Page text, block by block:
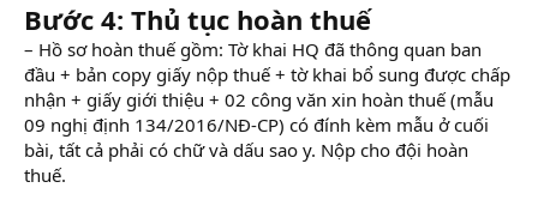
Bước 4: Thủ tục hoàn thuế
– Hồ sơ hoàn thuế gồm: Tờ khai HQ đã thông quan ban
đầu + bản copy giấy nộp thuế + tờ khai bổ sung được chấp
nhận + giấy giới thiệu + 02 công văn xin hoàn thuế (mẫu
09 nghị định 134/2016/NĐ-CP) có đính kèm mẫu ở cuối
bài, tất cả phải có chữ và dấu sao y. Nộp cho đội hoàn
thuế.